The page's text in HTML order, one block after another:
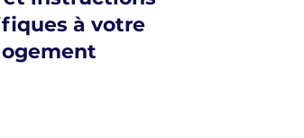
à votre